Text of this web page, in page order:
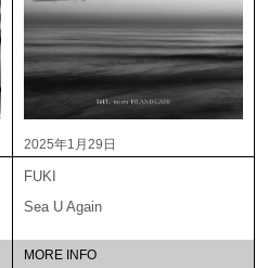
2025年1月29日
FUKI
Sea U Again
MORE INFO